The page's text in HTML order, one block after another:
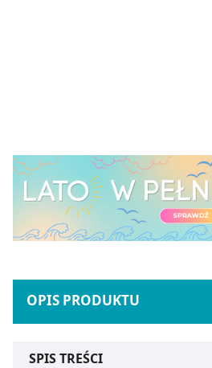
OPIS PRODUKTU
SPIS TREŚCI